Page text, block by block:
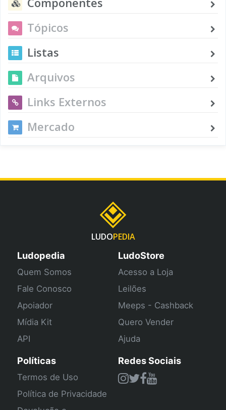
Tópicos
Listas
Arquivos
Links Externos
Mercado
LUDOPEDIA
Ludopedia
Quem Somos
Fale Conosco
Apoiador
Mídia Kit
API
LudoStore
Acesso a Loja
Leilões
Meeps - Cashback
Quero Vender
Ajuda
Políticas
Termos de Uso
Política de Privacidade
Redes Sociais